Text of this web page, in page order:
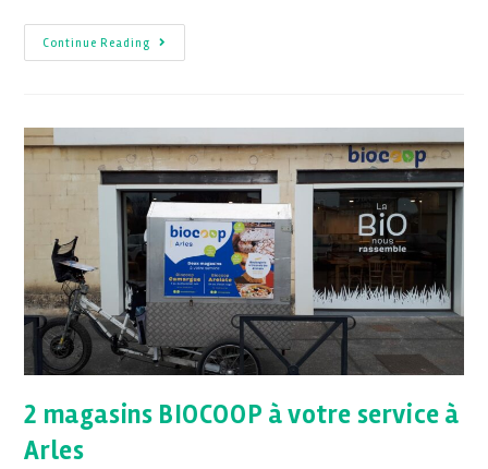
Continue Reading
2 magasins BIOCOOP à votre service à
Arles